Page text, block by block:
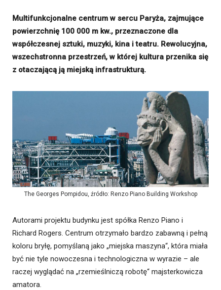
Multifunkcjonalne centrum w sercu Paryża, zajmujące
powierzchnię 100 000 m kw., przeznaczone dla
współczesnej sztuki, muzyki, kina i teatru. Rewolucyjna,
wszechstronna przestrzeń, w której kultura przenika się
z otaczającą ją miejską infrastrukturą.
The Georges Pompidou, źródło: Renzo Piano Building Workshop
Autorami projektu budynku jest spółka Renzo Piano i
Richard Rogers. Centrum otrzymało bardzo zabawną i pełną
koloru bryłę, pomyślaną jako „miejska maszyna“, która miała
być nie tyle nowoczesna i technologiczna w wyrazie – ale
raczej wyglądać na „rzemieślniczą robotę“ majsterkowicza
amatora.